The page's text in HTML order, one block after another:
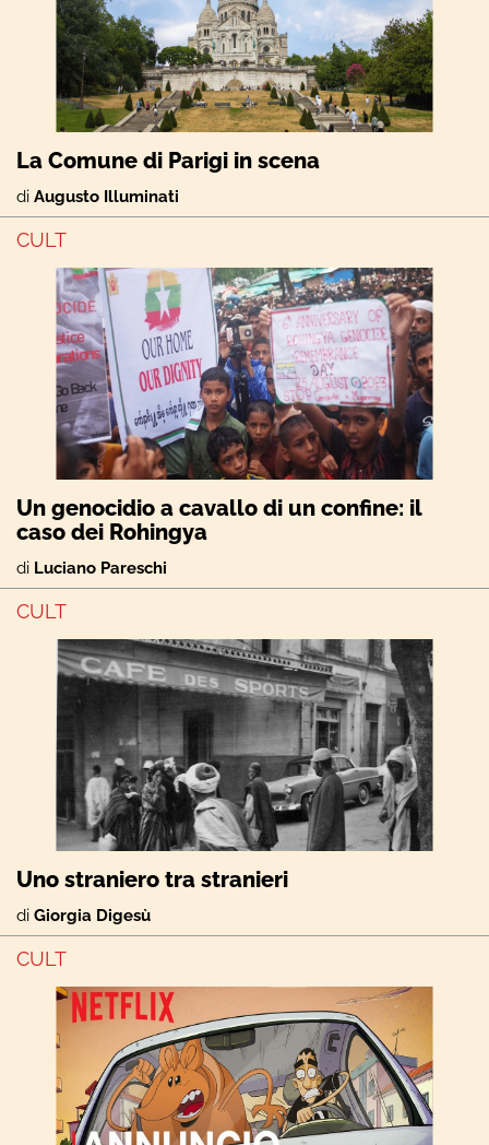
La Comune di Parigi in scena
di Augusto Illuminati
CULT
Un genocidio a cavallo di un confine: il
caso dei Rohingya
di Luciano Pareschi
CULT
Uno straniero tra stranieri
di Giorgia Digesù
CULT